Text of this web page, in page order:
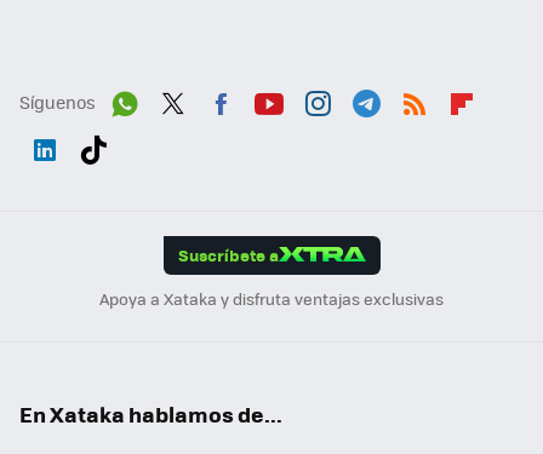
Síguenos
Suscríbete a
Apoya a Xataka y disfruta ventajas exclusivas
En Xataka hablamos de...